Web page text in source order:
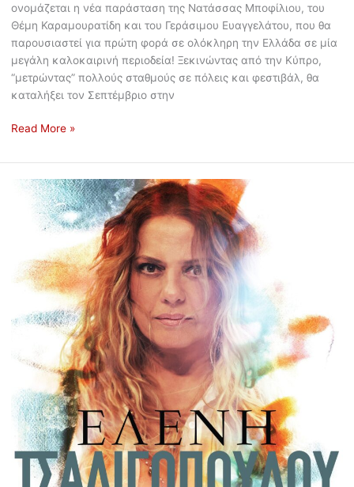
ονομάζεται η νέα παράσταση της Νατάσσας Μποφίλιου, του
Θέμη Καραμουρατίδη και του Γεράσιμου Ευαγγελάτου, που θα
παρουσιαστεί για πρώτη φορά σε ολόκληρη την Ελλάδα σε μία
μεγάλη καλοκαιρινή περιοδεία! Ξεκινώντας από την Κύπρο,
“μετρώντας” πολλούς σταθμούς σε πόλεις και φεστιβάλ, θα
καταλήξει τον Σεπτέμβριο στην
Read More »